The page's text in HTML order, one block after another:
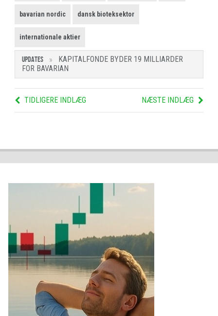
bavarian nordic dansk bioteksektor
internationale aktier
UPDATES
KAPITALFONDE BYDER 19 MILLIARDER
FOR BAVARIAN
TIDLIGERE INDLÆG NÆSTE INDLÆG